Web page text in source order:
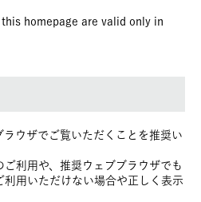
homepage are valid only in
ウザでご覧いただくことを推奨い
利用や、推奨ウェブブラウザでも
用いただけない場合や正しく表示